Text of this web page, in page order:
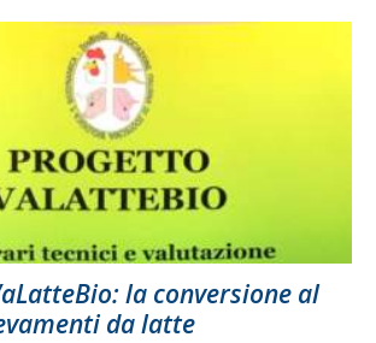
la conversione al
da latte